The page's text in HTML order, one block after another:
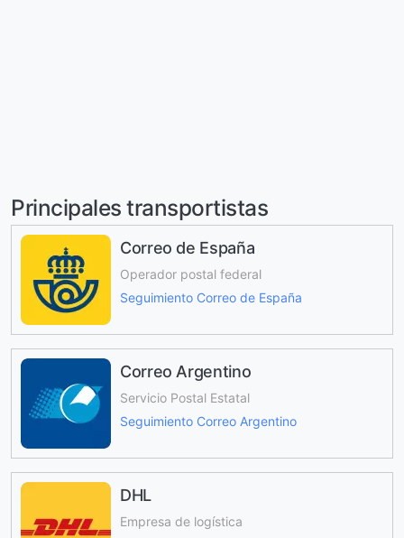
Principales transportistas
Correo de España
Operador postal federal
Seguimiento Correo de España
Correo Argentino
Servicio Postal Estatal
Seguimiento Correo Argentino
DHL
Empresa de logística